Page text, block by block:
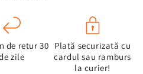
de retur 30
zile
Plată securizată cu
cardul sau ramburs
la curier!